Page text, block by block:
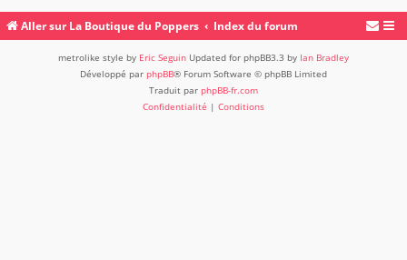
Aller sur La Boutique du Poppers Index du forum
metrolike style by Eric Seguin Updated for phpBB3.3 by Ian Bradley
Développé par phpBB® Forum Software © phpBB Limited
Traduit par phpBB-fr.com
Confidentialité | Conditions